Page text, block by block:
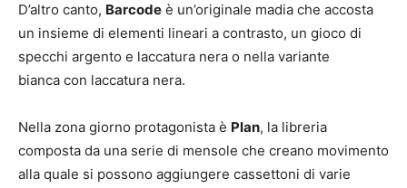
D’altro canto, Barcode è un’originale madia che accosta
un insieme di elementi lineari a contrasto, un gioco di
specchi argento e laccatura nera o nella variante
bianca con laccatura nera.
Nella zona giorno protagonista è Plan, la libreria
composta da una serie di mensole che creano movimento
alla quale si possono aggiungere cassettoni di varie